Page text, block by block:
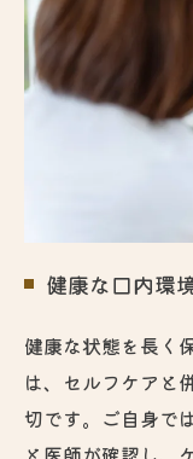
健康な口内環
健康な状態を長く
は、セルフケアと
切です。ご自身で